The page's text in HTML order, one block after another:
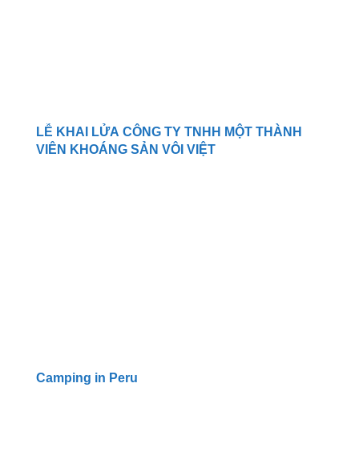
LỄ KHAI LỬA CÔNG TY TNHH MỘT THÀNH
VIÊN KHOÁNG SẢN VÔI VIỆT
Camping in Peru